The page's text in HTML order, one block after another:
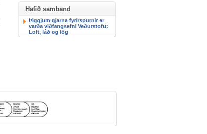
Hafið samband
Þiggjum gjarna fyrirspurnir er
varða viðfangsefni Veðurstofu:
Loft, láð og lög